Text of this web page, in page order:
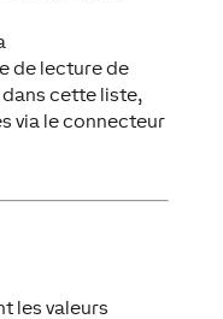
de lecture de
cette liste,
via le connecteur
les valeurs